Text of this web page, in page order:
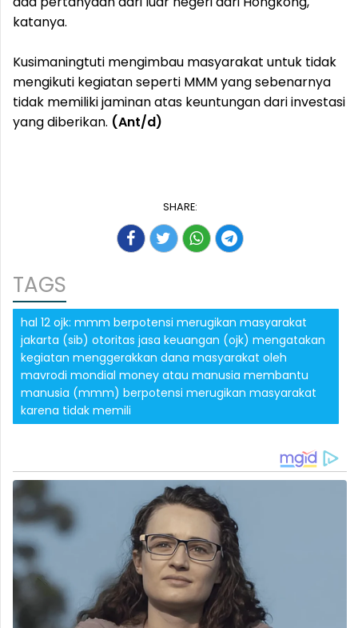
katanya.
Kusimaningtuti mengimbau masyarakat untuk tidak
mengikuti kegiatan seperti MMM yang sebenarnya
tidak memiliki jaminan atas keuntungan dari investasi
yang diberikan. (Ant/d)
SHARE:
TAGS
hal 12 ojk: mmm berpotensi merugikan masyarakat
jakarta (sib) otoritas jasa keuangan (ojk) mengatakan
kegiatan menggerakkan dana masyarakat oleh
mavrodi mondial money atau manusia membantu
manusia (mmm) berpotensi merugikan masyarakat
karena tidak memili